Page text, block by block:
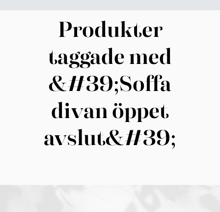
Produkter
taggade med
&#39;Soffa
divan öppet
avslut&#39;